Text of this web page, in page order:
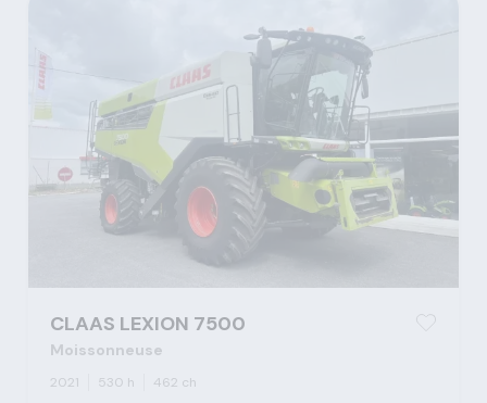
CLAAS LEXION 7500
Moissonneuse
2021 530 h 462 ch